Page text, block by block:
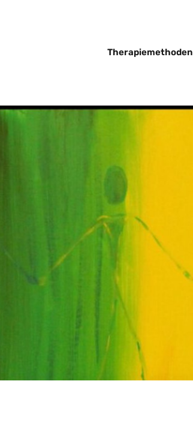
Therapiemethoden